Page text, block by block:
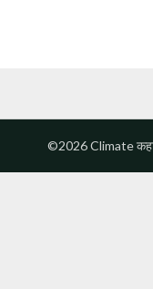
©2026 Climate